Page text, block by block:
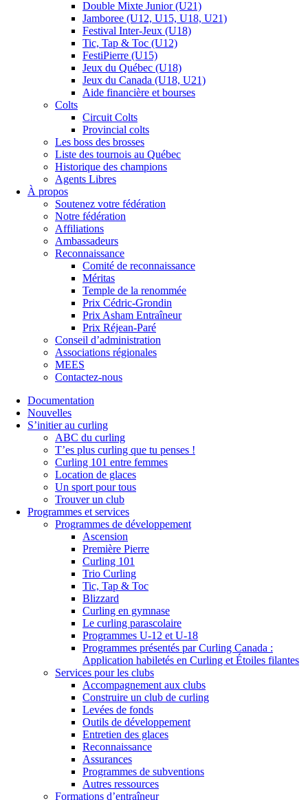
Double Mixte Junior (U21)
Jamboree (U12, U15, U18, U21)
Festival Inter-Jeux (U18)
Tic, Tap & Toc (U12)
FestiPierre (U15)
Jeux du Québec (U18)
Jeux du Canada (U18, U21)
Aide financière et bourses
Colts
Circuit Colts
Provincial colts
Les boss des brosses
Liste des tournois au Québec
Historique des champions
Agents Libres
À propos
Soutenez votre fédération
Notre fédération
Affiliations
Ambassadeurs
Reconnaissance
Comité de reconnaissance
Méritas
Temple de la renommée
Prix Cédric-Grondin
Prix Asham Entraîneur
Prix Réjean-Paré
Conseil d’administration
Associations régionales
MEES
Contactez-nous
Documentation
Nouvelles
S’initier au curling
ABC du curling
T’es plus curling que tu penses !
Curling 101 entre femmes
Location de glaces
Un sport pour tous
Trouver un club
Programmes et services
Programmes de développement
Ascension
Première Pierre
Curling 101
Trio Curling
Tic, Tap & Toc
Blizzard
Curling en gymnase
Le curling parascolaire
Programmes U-12 et U-18
Programmes présentés par Curling Canada :
Application habiletés en Curling et Étoiles filantes
Services pour les clubs
Accompagnement aux clubs
Construire un club de curling
Levées de fonds
Outils de développement
Entretien des glaces
Reconnaissance
Assurances
Programmes de subventions
Autres ressources
Formations d’entraîneur